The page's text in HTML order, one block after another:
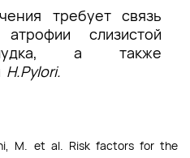
требует связь
слизистой
а также
H.Pylori.
M. et al. Risk factors for the